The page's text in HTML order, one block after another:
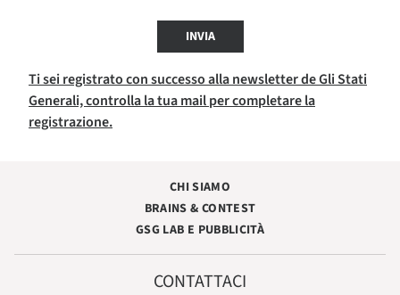
INVIA
Ti sei registrato con successo alla newsletter de Gli Stati
Generali, controlla la tua mail per completare la
registrazione.
CHI SIAMO
BRAINS & CONTEST
GSG LAB E PUBBLICITÀ
CONTATTACI